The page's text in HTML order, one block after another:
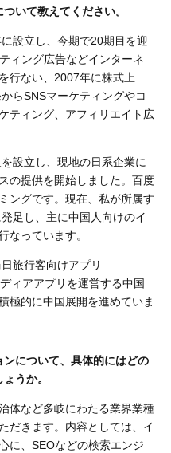
いて教えてください。
設立し、今期で20期目を迎
ィング広告などインターネ
行ない、2007年に株式上
らSNSマーケティングやコ
ティング、アフィリエイト広
設立し、現地の日系企業に
の提供を開始しました。百度
ングです。現在、私が所属す
足し、主に中国人向けのイ
なっています。
旅行客向けアプリ
ィアアプリを運営する中国
極的に中国展開を進めていま
について、具体的にはどの
うか。
体など多岐にわたる業界業種
だきます。内容としては、イ
に、SEOなどの検索エンジ